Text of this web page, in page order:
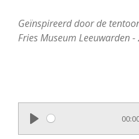
Geïnspireerd door de
Fries Museum Leeuwarden
P